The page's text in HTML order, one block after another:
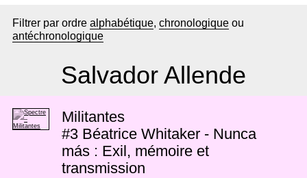
Filtrer par ordrealphabétique,chronologique ou
antéchronologique
Salvador Allende
Militantes
#3 Béatrice Whitaker - Nunca
más : Exil, mémoire et
transmission